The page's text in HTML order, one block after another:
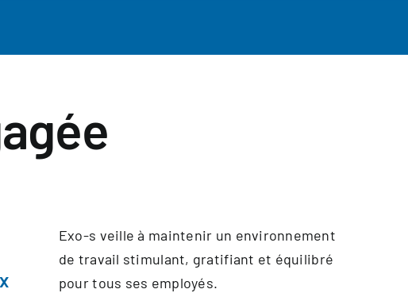
Exo-s veille à maintenir un environnement
de travail stimulant, gratifiant et équilibré
pour tous ses employés.